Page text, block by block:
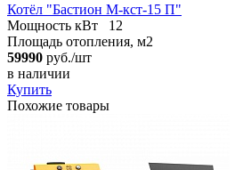
Котёл "Бастион М-кст-15 П"
Мощность кВт
12
Площадь отопления, м2
59990 руб./шт
в наличии
Купить
Похожие товары